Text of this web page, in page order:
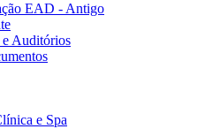
EAD - Antigo
e Auditórios
e Spa